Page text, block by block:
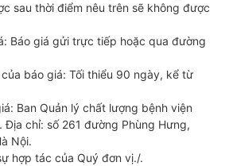
sau thời điểm nêu trên sẽ không được
Báo giá gửi trực tiếp hoặc qua đường
báo giá: Tối thiểu 90 ngày, kể từ
Ban Quản lý chất lượng bệnh viện
Địa chỉ: số 261 đường Phùng Hưng,
Nội.
hợp tác của Quý đơn vị./.